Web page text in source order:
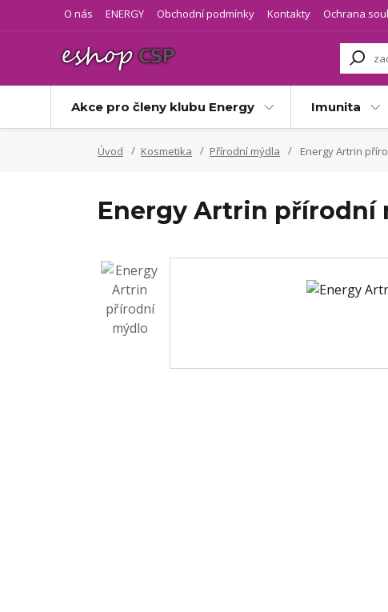
O nás ENERGY Obchodní podmínky Kontakty Ochrana
Akce pro členy klubu Energy Imunita
Úvod Kosmetika Přírodní mýdla Energy Artrin
Energy Artrin přírodní